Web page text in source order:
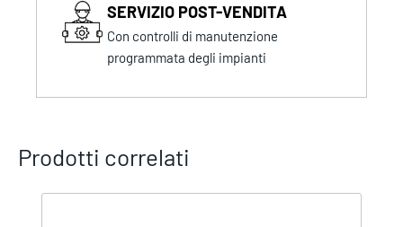
SERVIZIO POST-VENDITA
Con controlli di manutenzione
programmata degli impianti
Prodotti correlati